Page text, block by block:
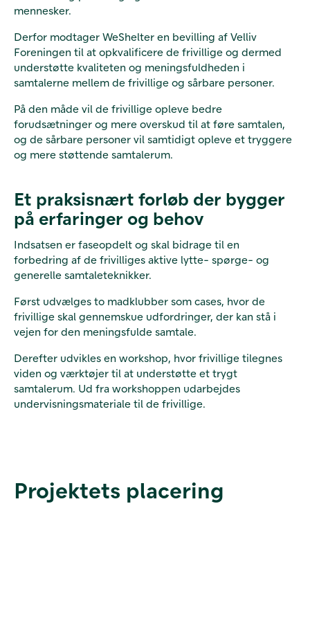
mennesker.
Derfor modtager WeShelter en bevilling af Velliv
Foreningen til at opkvalificere de frivillige og dermed
understøtte kvaliteten og meningsfuldheden i
samtalerne mellem de frivillige og sårbare personer.
På den måde vil de frivillige opleve bedre
forudsætninger og mere overskud til at føre samtalen,
og de sårbare personer vil samtidigt opleve et tryggere
og mere støttende samtalerum.
Et praksisnært forløb der bygger
på erfaringer og behov
Indsatsen er faseopdelt og skal bidrage til en
forbedring af de frivilliges aktive lytte- spørge- og
generelle samtaleteknikker.
Først udvælges to madklubber som cases, hvor de
frivillige skal gennemskue udfordringer, der kan stå i
vejen for den meningsfulde samtale.
Derefter udvikles en workshop, hvor frivillige tilegnes
viden og værktøjer til at understøtte et trygt
samtalerum. Ud fra workshoppen udarbejdes
undervisningsmateriale til de frivillige.
Projektets placering